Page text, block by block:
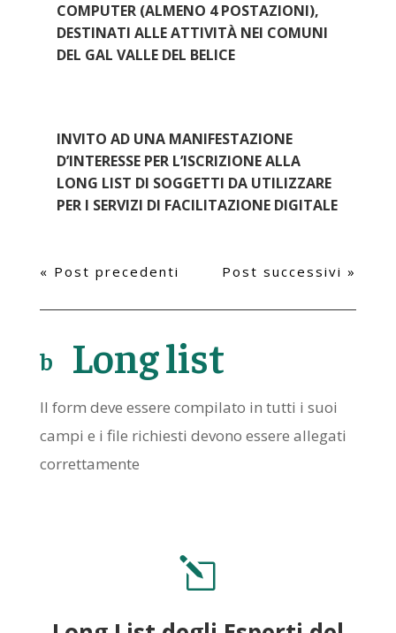
COMPUTER (ALMENO 4 POSTAZIONI),
DESTINATI ALLE ATTIVITÀ NEI COMUNI
DEL GAL VALLE DEL BELICE
INVITO AD UNA MANIFESTAZIONE
D’INTERESSE PER L’ISCRIZIONE ALLA
LONG LIST DI SOGGETTI DA UTILIZZARE
PER I SERVIZI DI FACILITAZIONE DIGITALE
« Post precedenti Post successivi »
b
o
k
ic
Long list
Il form deve essere compilato in tutti i suoi
campi e i file richiesti devono essere allegati
correttamente
l